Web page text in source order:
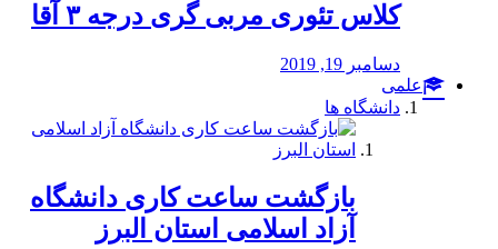
کلاس تئوری مربی گری درجه ۳ آقا
دسامبر 19, 2019
علمی
دانشگاه ها
بازگشت ساعت کاری دانشگاه
آزاد اسلامی استان البرز